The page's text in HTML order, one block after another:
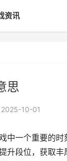
资讯
思
2025-10-01
中一个重要的
升段位，获取